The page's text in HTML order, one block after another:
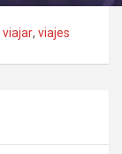
viajar, viajes